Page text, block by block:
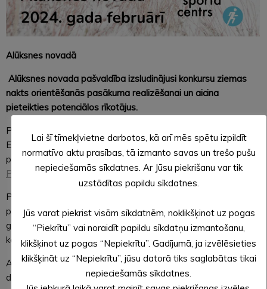
Alūksnes novadā
Alūksnes novada pašvaldība izsludinājusi konkursu ziemas
nakts orientēšanās pasākuma realizēšanai un aicina
pieteikties potenciālos rīkotājus.
Projektam pieejamais pašvaldības līdzfinansējums ir 1500
EUR. Konkursa nolikums un pieteikuma anketa pieejami
pašvaldības tīmekļvietnē www.aluksne.lvsadaļā
Pašvaldība/Konkursi.
Pretendenta uzdevums ir organizēt nakts orientēšanās
pasākumu ziemas sezonā Alūksnes novada teritorijā 2024.
gada februārī, piedāvājot sacensības ar nolikumā noteiktu
kontrolpunktu un uzdevumu skaitu.
Ar drošu elektronisko parakstu parakstīti pieteikumi līdz 27.
decembrim (ieskaitot) projektu konkursam jāiesniedz
Lai šī tīmekļvietne darbotos, kā arī mēs spētu izpildīt
normatīvo aktu prasības, tā izmanto savas un trešo pušu
nepieciešamās sīkdatnes. Ar Jūsu piekrišanu var tik
uzstādītas papildu sīkdatnes.
Jūs varat piekrist visām sīkdatnēm, noklikšķinot uz pogas
“Piekrītu” vai noraidīt papildu sīkdatņu izmantošanu,
klikšķinot uz pogas “Nepiekrītu”. Gadījumā, ja izvēlēsieties
klikšķināt uz “Nepiekrītu”, jūsu datorā tiks saglabātas tikai
nepieciešamās sīkdatnes.